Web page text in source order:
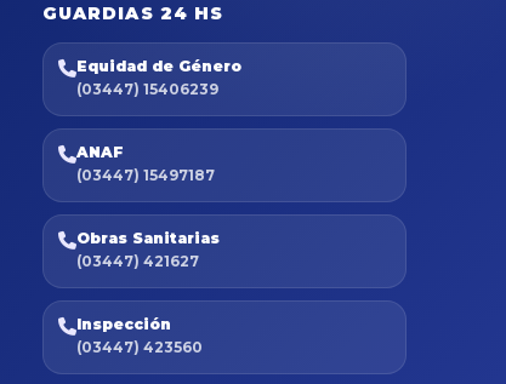
GUARDIAS 24 HS
Equidad de Género
(03447) 15406239
ANAF
(03447) 15497187
Obras Sanitarias
(03447) 421627
Inspección
(03447) 423560